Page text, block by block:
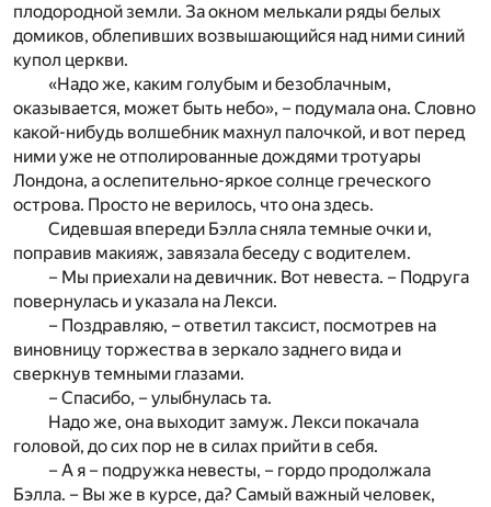
плодородной земли. За окном мелькали ряды белых
домиков, облепивших возвышающийся над ними синий
купол церкви.
«Надо же, каким голубым и безоблачным,
оказывается, может быть небо», – подумала она. Словно
какой-нибудь волшебник махнул палочкой, и вот перед
ними уже не отполированные дождями тротуары
Лондона, а ослепительно-яркое солнце греческого
острова. Просто не верилось, что она здесь.
Сидевшая впереди Бэлла сняла темные очки и,
поправив макияж, завязала беседу с водителем.
– Мы приехали на девичник. Вот невеста. – Подруга
повернулась и указала на Лекси.
– Поздравляю, – ответил таксист, посмотрев на
виновницу торжества в зеркало заднего вида и
сверкнув темными глазами.
– Спасибо, – улыбнулась та.
Надо же, она выходит замуж. Лекси покачала
головой, до сих пор не в силах прийти в себя.
– А я – подружка невесты, – гордо продолжала
Бэлла. – Вы же в курсе, да? Самый важный человек,